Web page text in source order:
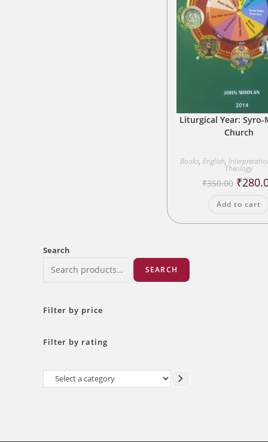
Liturgical Year: Syro-
Church
Books,English,
Theology
₹350.00 Original
price
₹350.00.
₹
Add to cart
Search
SEARCH
Filter by price
Filter by rating
Select